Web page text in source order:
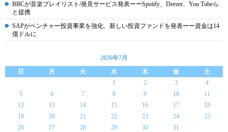
BBCが音楽プレイリスト/発見サービス発表ーーSpotify、Deezer、You Tubeら
と提携
SAPがベンチャー投資事業を強化、新しい投資ファンドを発表ーー資金は14
億ドルに
2026年7月
日
月 火 水 木 金
土
1
2 3
4
5
6 7 8 9 10
11
12
13 14 15 16 17
18
19
20 21 22 23 24
25
26
27 28 29 30 31